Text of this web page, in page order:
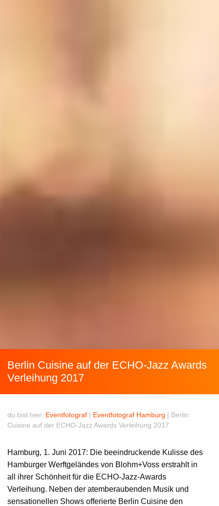
Berlin Cuisine auf der ECHO-Jazz Awards
Verleihung 2017
du bist hier: Eventfotograf | Eventfotograf Hamburg | Berlin
Cuisine auf der ECHO-Jazz Awards Verleihung 2017
Hamburg, 1. Juni 2017: Die beeindruckende Kulisse des
Hamburger Werftgeländes von Blohm+Voss erstrahlt in
all ihrer Schönheit für die ECHO-Jazz-Awards
Verleihung. Neben der atemberaubenden Musik und
sensationellen Shows offerierte Berlin Cuisine den